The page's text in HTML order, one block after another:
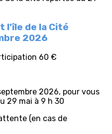
l'île de la Cité
2026
60 €
2026, pour vous
29 mai à 9 h 30
(en cas de